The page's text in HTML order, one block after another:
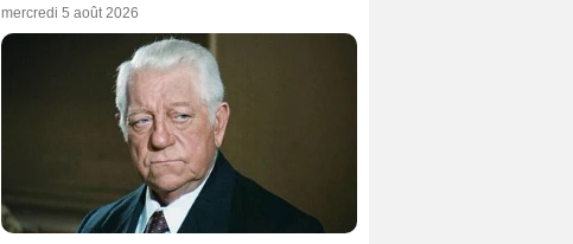
mercredi 5 août 2026